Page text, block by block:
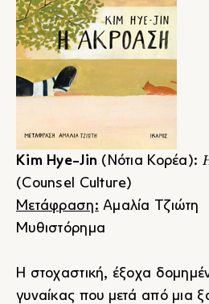
Kim Hye-Jin (Νότια Κορέα):
(Counsel Culture)
Μετάφραση: Αμαλία Τζιώτη
Μυθιστόρημα
Η στοχαστική, έξοχα
γυναίκας που μετά από μια